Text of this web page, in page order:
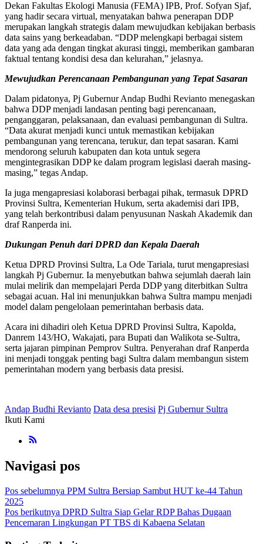
Dekan Fakultas Ekologi Manusia (FEMA) IPB, Prof. Sofyan Sjaf,
yang hadir secara virtual, menyatakan bahwa penerapan DDP
merupakan langkah strategis dalam mewujudkan kebijakan berbasis
data sains yang berkeadaban. “DDP melengkapi berbagai sistem
data yang ada dengan tingkat akurasi tinggi, memberikan gambaran
faktual tentang kondisi desa dan kelurahan,” jelasnya.
Mewujudkan Perencanaan Pembangunan yang Tepat Sasaran
Dalam pidatonya, Pj Gubernur Andap Budhi Revianto menegaskan
bahwa DDP menjadi landasan penting bagi perencanaan,
penganggaran, pelaksanaan, dan evaluasi pembangunan di Sultra.
“Data akurat menjadi kunci untuk memastikan kebijakan
pembangunan yang terencana, terukur, dan tepat sasaran. Kami
mendorong seluruh kabupaten dan kota untuk segera
mengintegrasikan DDP ke dalam program legislasi daerah masing-
masing,” tegas Andap.
Ia juga mengapresiasi kolaborasi berbagai pihak, termasuk DPRD
Provinsi Sultra, Kementerian Hukum, serta akademisi dari IPB,
yang telah berkontribusi dalam penyusunan Naskah Akademik dan
draf Ranperda ini.
Dukungan Penuh dari DPRD dan Kepala Daerah
Ketua DPRD Provinsi Sultra, La Ode Tariala, turut mengapresiasi
langkah Pj Gubernur. Ia menyebutkan bahwa sejumlah daerah lain
mulai melirik dan mempelajari Perda DDP yang diterbitkan Sultra
sebagai acuan. Hal ini menunjukkan bahwa Sultra mampu menjadi
model dalam pengelolaan pemerintahan berbasis data.
Acara ini dihadiri oleh Ketua DPRD Provinsi Sultra, Kapolda,
Danrem 143/HO, Wakajati, para Bupati dan Walikota se-Sultra,
serta jajaran pimpinan Pemprov Sultra. Penyerahan draf Ranperda
ini menjadi tonggak penting bagi Sultra dalam membangun sistem
pemerintahan modern yang berbasis data presisi.
Andap Budhi Revianto Data desa presisi Pj Gubernur Sultra
Ikuti Kami
Navigasi pos
Pos sebelumnya PPM Sultra Bersiap Sambut HUT ke-44 Tahun
2025
Pos berikutnya DPRD Sultra Siap Gelar RDP Bahas Dugaan
Pencemaran Lingkungan PT TBS di Kabaena Selatan